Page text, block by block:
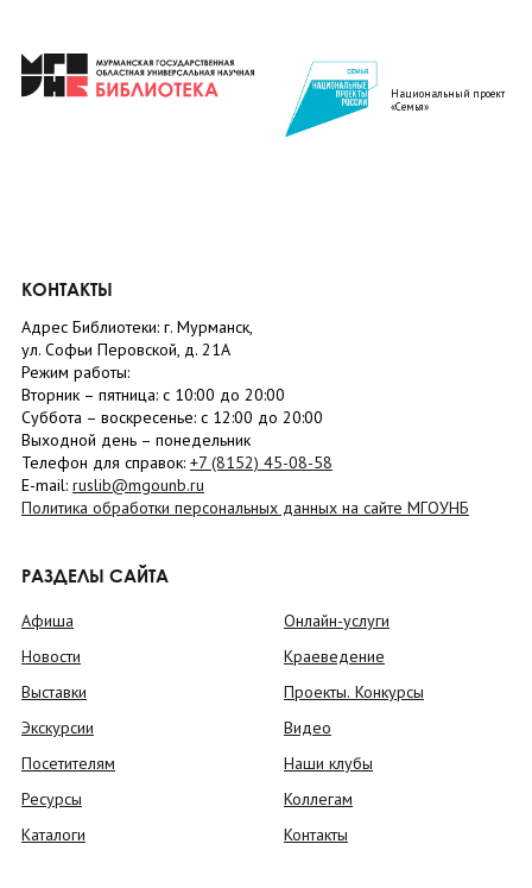
Национальный проект
«Семья»
КОНТАКТЫ
Адрес Библиотеки: г. Мурманск,
ул. Софьи Перовской, д. 21А
Режим работы:
Вторник – пятница: с 10:00 до 20:00
Суббота – воскресенье: c 12:00 до 20:00
Выходной день – понедельник
Телефон для справок: +7 (8152) 45-08-58
E-mail: ruslib@mgounb.ru
Политика обработки персональных данных на сайте МГОУНБ
РАЗДЕЛЫ САЙТА
Афиша
Новости
Выставки
Экскурсии
Посетителям
Ресурсы
Каталоги
Онлайн-услуги
Краеведение
Проекты. Конкурсы
Видео
Наши клубы
Коллегам
Контакты